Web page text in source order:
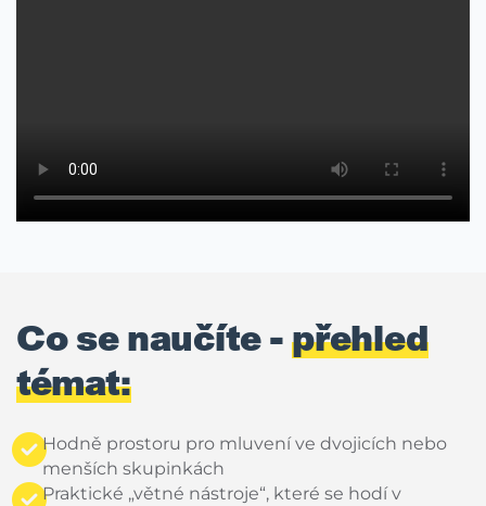
Co se naučíte - přehled
témat:
Hodně prostoru pro mluvení ve dvojicích nebo
menších skupinkách
Praktické „větné nástroje“, které se hodí v